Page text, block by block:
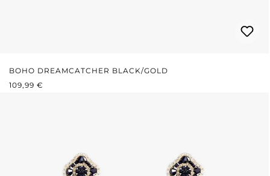
BOHO DREAMCATCHER BLACK/GOLD
REGULÄRER PREIS:
109,99 €